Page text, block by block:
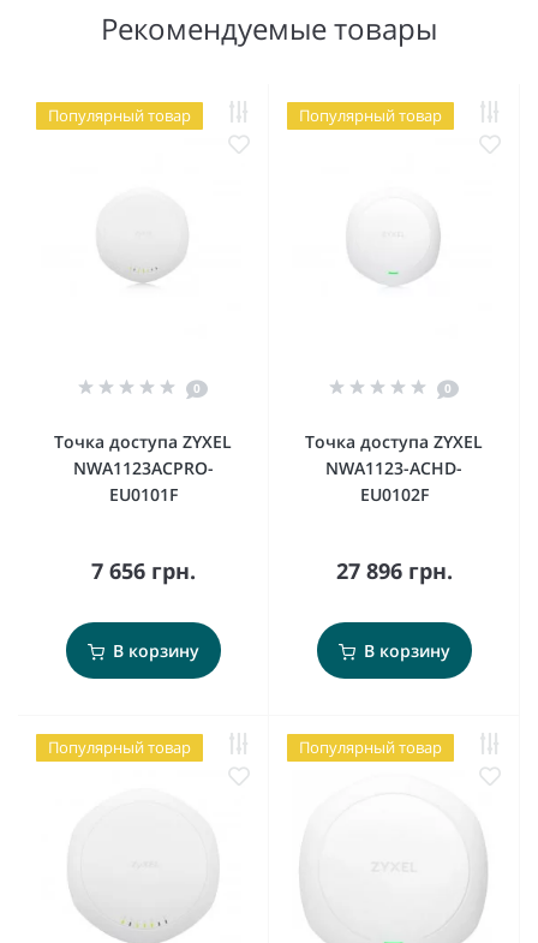
Рекомендуемые товары
Популярный товар
0
Точка доступа ZYXEL
NWA1123ACPRO-
EU0101F
7 656 грн.
В корзину
Популярный товар
0
Точка доступа ZYXEL
NWA1123-ACHD-
EU0102F
27 896 грн.
В корзину
Популярный товар Популярный товар